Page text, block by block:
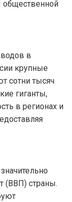
общественной
в
крупные
сотни тысяч
гиганты,
в регионах и
значительно
(ВВП) страны.